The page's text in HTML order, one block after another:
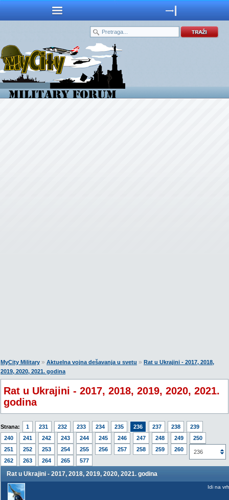
MyCity Military » Aktuelna vojna dešavanja u svetu » Rat u Ukrajini - 2017, 2018,
2019, 2020, 2021. godina
Rat u Ukrajini - 2017, 2018, 2019, 2020, 2021.
godina
Strana: 1 231 232 233 234 235 236 237 238
239
240
241 242 243 244 245 246 247 248 249
250
251
252 253 254 255 256 257 258 259 260
261
262
263 264 265 577
236
Rat u Ukrajini - 2017, 2018, 2019, 2020, 2021. godina
Idi na vrh